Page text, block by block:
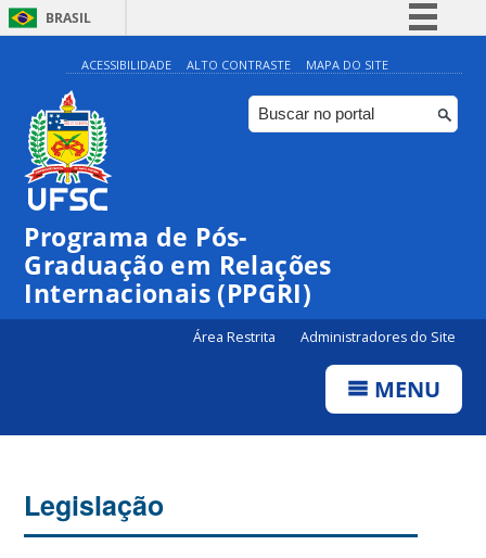
BRASIL
Simplifique!
Comunica BR
Participe
ACESSIBILIDADE ALTO CONTRASTE MAPA DO SITE
Programa de Pós-
Graduação em Relações
Internacionais (PPGRI)
Área Restrita Administradores do Site
MENU
Legislação